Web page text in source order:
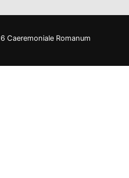
Caeremoniale Romanum